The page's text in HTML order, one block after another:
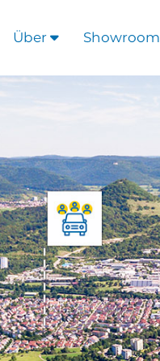
Über Showroom